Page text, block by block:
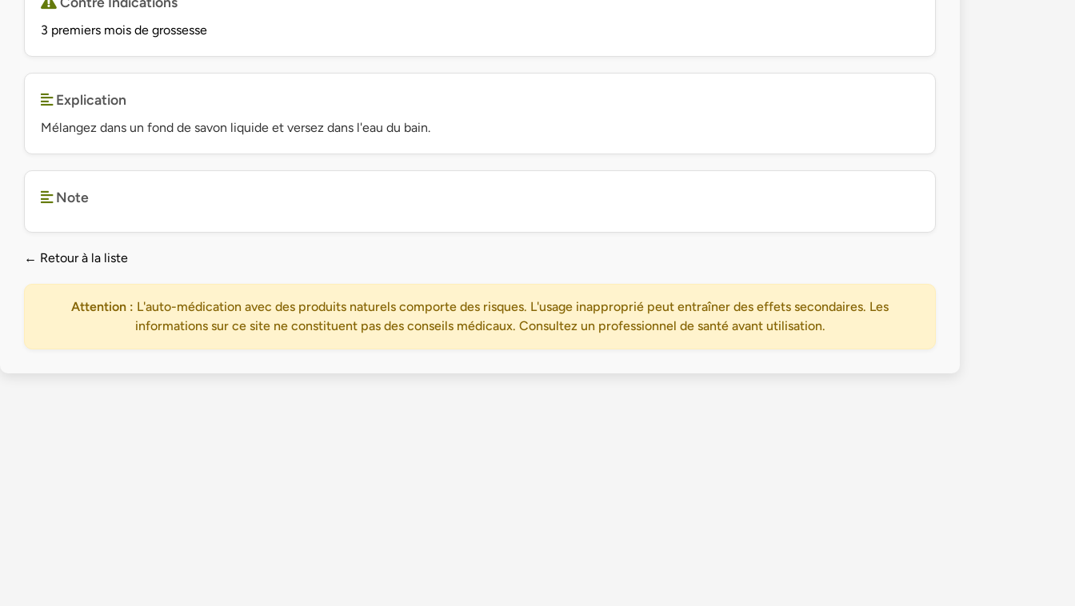
3 premiers mois de grossesse
Explication
Mélangez dans un fond de savon liquide et versez dans l'eau du bain.
Note
← Retour à la liste
Attention : L'auto-médication avec des produits naturels comporte des risques. L'usage inapproprié peut entraîner des effets secondaires. Les
informations sur ce site ne constituent pas des conseils médicaux. Consultez un professionnel de santé avant utilisation.